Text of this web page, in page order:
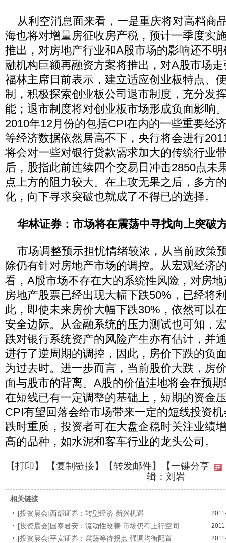
从利空消息面来看，一是重庆将对高档商
海也将对增量房征收房产税，预计一季度实
推出，对房地产行业和A股市场的影响还不
融机构巨额再融资方案将推出，对A股市场
福林主席日前表示，建立适应创业板特点、
制，积极探索创业板公司退市制度，充分发
能；退市制度将对创业板市场形成负面影响
2010年12月份的包括CPI在内的一些重要经
等经济数据依然居高不下，央行将会进行
将会对一些对银行贷款需求加大的传统行业
后，股指此前连续四个交易日冲击2850点未
点上方的阻力较大。在上攻无果之后，多方
化，向下寻求突破也就成了不得已的选择。
华林证券：市场将在震荡中寻找向上突破
市场调整预示担忧情绪较浓，从当前政策
除仍有针对房地产市场的调控。从宏观经济
看，A股市场不存在大的系统性风险，对房
房地产股票已经出现大幅下跌50%，已经将
此，即使未来房价大幅下跌30%，依然可以
安全边际。从金融系统的压力测试也可知，
跌对银行系统资产的风险产生亦有估计，并
进行了逆周期的调控，因此，房价下跌的负
为过去时。进一步而言，当前股价大跌，房
面与股市的背离。A股的价值洼地将会在预
在短线已有一定调整的基础上，短期的资金
CPI有望回落会给市场带来一定的短线投资
跌时重质，投资者可在大盘企稳时关注业绩
高的品种，如水泥和客车行业的龙头公司。
【打印】 【复制链接】【转发邮件】
【一键分享
辑：刘岩
相关链接
[投资晨会]西部证券：转型经济 新兴机遇
[投资晨会]国泰君安：流动性改善 市场仍有上行空间
[投资晨会]平安证券：震荡等待拐点 强调均衡配置